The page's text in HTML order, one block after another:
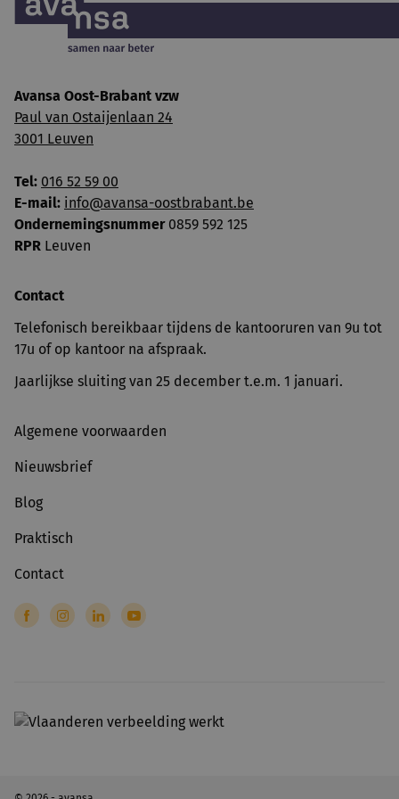
Avansa Oost-Brabant vzw
Paul van Ostaijenlaan 24
3001 Leuven
Tel: 016 52 59 00
E-mail: info@avansa-oostbrabant.be
Ondernemingsnummer0859 592 125
RPR Leuven
Contact
Telefonisch bereikbaar tijdens de kantooruren van 9u tot
17u of op kantoor na afspraak.
Jaarlijkse sluiting van 25 december t.e.m. 1 januari.
Algemene voorwaarden
Nieuwsbrief
Blog
Praktisch
Contact